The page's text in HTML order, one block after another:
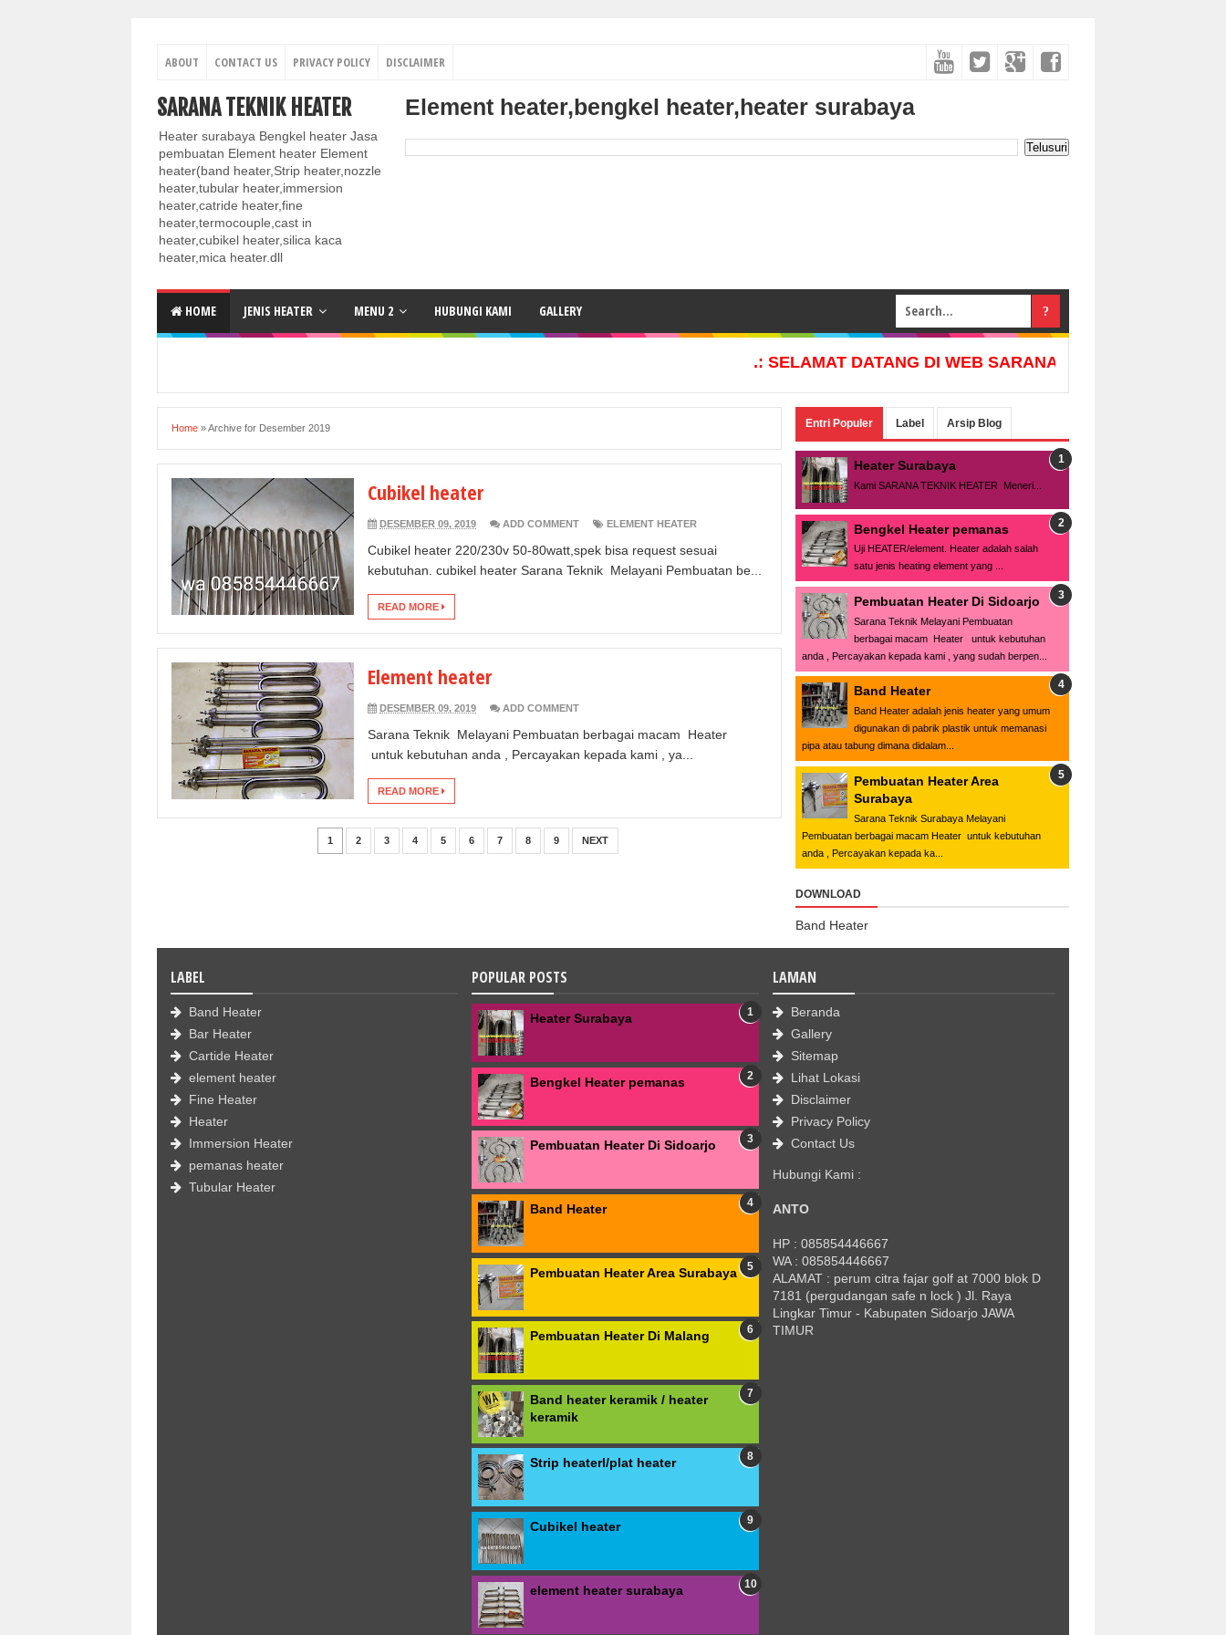
ABOUT CONTACT US PRIVACY POLICY DISCLAIMER
SARANA TEKNIK HEATER
Heater surabaya Bengkel heater Jasa
pembuatan Element heater Element
heater(band heater,Strip heater,nozzle
heater,tubular heater,immersion
heater,catride heater,fine
heater,termocouple,cast in
heater,cubikel heater,silica kaca
heater,mica heater.dll
Element heater,bengkel heater,heater surabaya
HOME JENIS HEATER MENU 2 HUBUNGI KAMI GALLERY
.: SELAMAT DATANG DI WEB SARANA TEKNIK HEATER ,
Home »Archive for Desember 2019
Cubikel heater
DESEMBER 09, 2019 ADD COMMENT ELEMENT HEATER
Cubikel heater 220/230v 50-80watt,spek bisa request sesuai
kebutuhan. cubikel heater Sarana Teknik Melayani Pembuatan be...
READ MORE
Element heater
DESEMBER 09, 2019 ADD COMMENT
Sarana Teknik Melayani Pembuatan berbagai macam Heater
untuk kebutuhan anda , Percayakan kepada kami , ya...
READ MORE
1 2 3 4 5 6 7 8 9 NEXT
Entri Populer Label Arsip Blog
Heater Surabaya
Kami SARANA TEKNIK HEATER Meneri...
Bengkel Heater pemanas
Uji HEATER/element. Heater adalah salah
satu jenis heating element yang ...
Pembuatan Heater Di Sidoarjo
Sarana Teknik Melayani Pembuatan
berbagai macam Heater untuk kebutuhan
anda , Percayakan kepada kami , yang sudah berpen...
Band Heater
Band Heater adalah jenis heater yang umum
digunakan di pabrik plastik untuk memanasi
pipa atau tabung dimana didalam...
Pembuatan Heater Area
Surabaya
Sarana Teknik Surabaya Melayani
Pembuatan berbagai macam Heater untuk kebutuhan
anda , Percayakan kepada ka...
DOWNLOAD
Band Heater
LABEL
Band Heater
Bar Heater
Cartide Heater
element heater
Fine Heater
Heater
Immersion Heater
pemanas heater
Tubular Heater
POPULAR POSTS
Heater Surabaya
Bengkel Heater pemanas
Pembuatan Heater Di Sidoarjo
Band Heater
Pembuatan Heater Area Surabaya
Pembuatan Heater Di Malang
Band heater keramik / heater
keramik
Strip heaterl/plat heater
Cubikel heater
element heater surabaya
LAMAN
Beranda
Gallery
Sitemap
Lihat Lokasi
Disclaimer
Privacy Policy
Contact Us
Hubungi Kami :
ANTO
HP : 085854446667
WA : 085854446667
ALAMAT : perum citra fajar golf at 7000 blok D
7181 (pergudangan safe n lock ) Jl. Raya
Lingkar Timur - Kabupaten Sidoarjo JAWA
TIMUR